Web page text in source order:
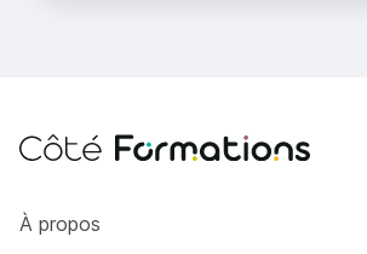
Côté Formations
À propos